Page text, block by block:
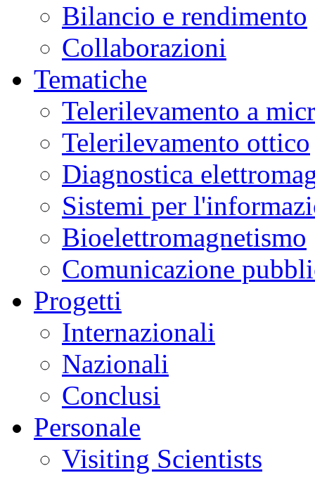
Bilancio e rendimento
Collaborazioni
Tematiche
Telerilevamento a
Telerilevamento ottico
Diagnostica
Sistemi per
Bioelettromagnetismo
Comunicazione
Progetti
Internazionali
Nazionali
Conclusi
Personale
Visiting Scientists